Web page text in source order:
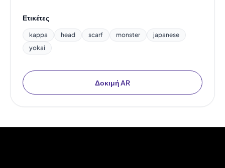
Ετικέτες
kappa head scarf monster
japanese
yokai
Δοκιμή AR